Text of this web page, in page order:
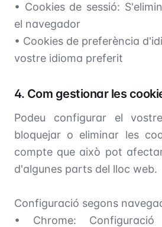
• Cookies de sessió:
el navegador
• Cookies de preferència
vostre idioma preferit
4. Com gestionar les
Podeu configurar el
bloquejar o eliminar les
compte que això pot
d'algunes parts del lloc web.
Configuració segons
• Chrome: